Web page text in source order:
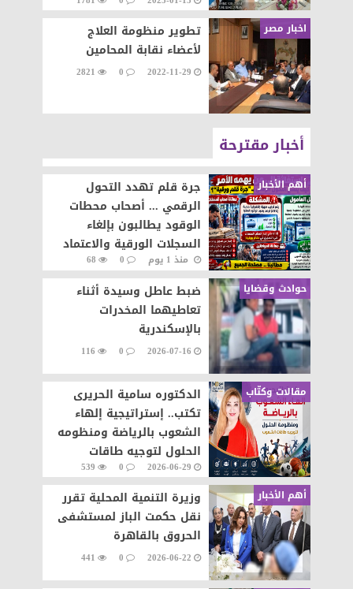
اخبار مصر
تطوير منظومة العلاج
لأعضاء نقابة المحامين
2022-11-29
0
2821
أخبار مقترحة
أهم الأخبار
جرة قلم تهدد التحول
الرقمي ... أصحاب محطات
الوقود يطالبون بإلغاء
السجلات الورقية والاعتماد
على المنظومة الإلكترونية
منذ 1 يوم 0
68
حوادث وقضايا
ضبط عاطل وسيدة أثناء
تعاطيهما المخدرات
بالإسكندرية
2026-07-16
0
116
مقالات وكتّاب
الدكتوره سامية الحريرى
تكتب.. إستراتيجية إلهاء
الشعوب بالرياضة ومنظومه
الحلول لتوجيه طاقات
الشعوب نحو التطور والابداع
2026-06-29
0
539
أهم الأخبار
وزيرة التنمية المحلية تقرر
نقل حكمت الباز لمستشفى
الحروق بالقاهرة
2026-06-22
0
441